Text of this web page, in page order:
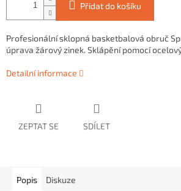
Přidat do košíku
Profesionální sklopná basketbalová obruč
úprava žárový zinek. Sklápění pomocí
Detailní informace
ZEPTAT SE SDÍLET
Popis Diskuze